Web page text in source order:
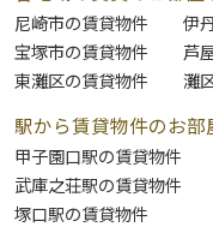
尼崎市の賃貸物件 伊
宝塚市の賃貸物件
芦
東灘区の賃貸物件
灘
駅から賃貸物件のお部
甲子園口駅の賃貸物件
武庫之荘駅の賃貸物件
塚口駅の賃貸物件